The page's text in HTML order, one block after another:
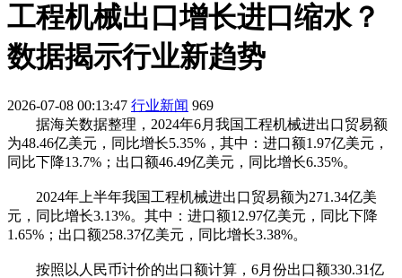
工程机械出口增长进口缩水？
数据揭示行业新趋势
2026-07-08 00:13:47 行业新闻 969
据海关数据整理，2024年6月我国工程机械进出口贸易额
为48.46亿美元，同比增长5.35%，其中：进口额1.97亿美元，
同比下降13.7%；出口额46.49亿美元，同比增长6.35%。
2024年上半年我国工程机械进出口贸易额为271.34亿美
元，同比增长3.13%。其中：进口额12.97亿美元，同比下降
1.65%；出口额258.37亿美元，同比增长3.38%。
按照以人民币计价的出口额计算，6月份出口额330.31亿